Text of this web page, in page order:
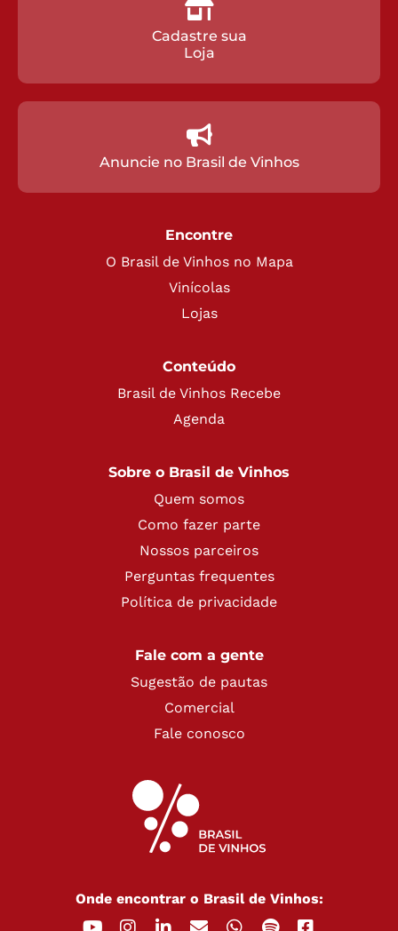
Cadastre sua
Loja
Anuncie no Brasil de Vinhos
Encontre
O Brasil de Vinhos no Mapa
Vinícolas
Lojas
Conteúdo
Brasil de Vinhos Recebe
Agenda
Sobre o Brasil de Vinhos
Quem somos
Como fazer parte
Nossos parceiros
Perguntas frequentes
Política de privacidade
Fale com a gente
Sugestão de pautas
Comercial
Fale conosco
Onde encontrar o Brasil de Vinhos: